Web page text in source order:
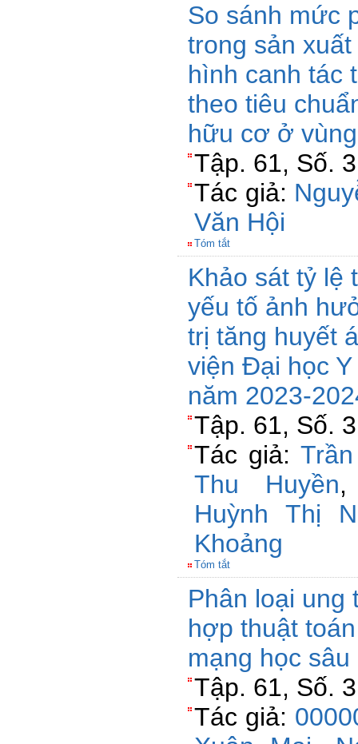
So sánh mức
trong sản
hình canh tác
theo tiêu
hữu cơ ở
Tập. 61, Số.
Tác giả:
Văn Hội
Tóm tắt
Khảo sát tỷ lệ
yếu tố ảnh
trị tăng huyết
viện Đại học
năm 2023-
Tập. 61, Số.
Tác giả:
Thu Huyền
Huỳnh Thị
Khoảng
Tóm tắt
Phân loại ung
hợp thuật
mạng học
Tập. 61, Số.
Tác giả: